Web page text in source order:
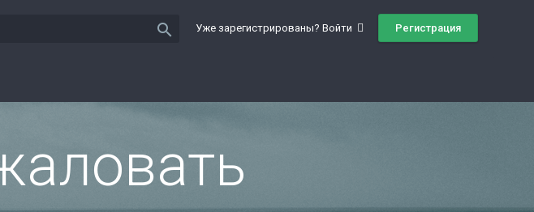
Уже зарегистрированы? Войти Регистрация
search